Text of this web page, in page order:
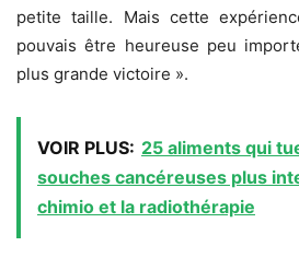
petite taille. Mais cette
pouvais être heureuse peu
plus grande victoire ».
VOIR PLUS: 25 aliments qui
souches cancéreuses plus
chimio et la radiothérapie